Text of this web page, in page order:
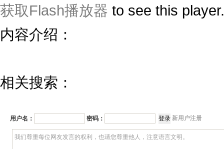
获取Flash播放器 to see this player.
内容介绍：
相关搜索：
用户名： 密码： 新用户注册